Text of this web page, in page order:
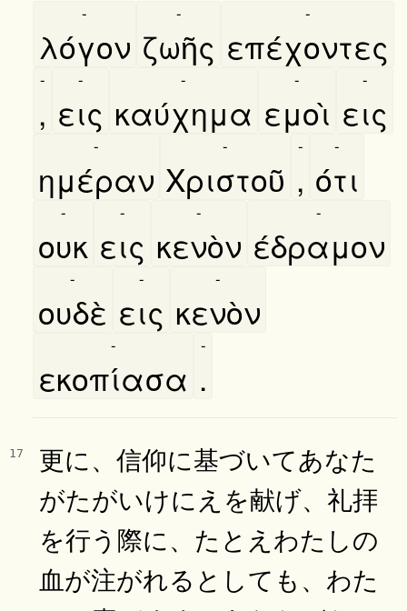
λόγον
-
ζωῆς
-
επέχοντες
-
,
-
εις
-
καύχημα
-
εμοὶ
-
εις
-
ημέραν
-
Χριστοῦ
-
,
-
ότι
-
ουκ
-
εις
-
κενὸν
-
έδραμον
-
ουδὲ
-
εις
-
κενὸν
-
εκοπίασα
-
.
-
17
更に、信仰に基づいてあなた
がたがいけにえを献げ、礼拝
を行う際に、たとえわたしの
血が注がれるとしても、わた